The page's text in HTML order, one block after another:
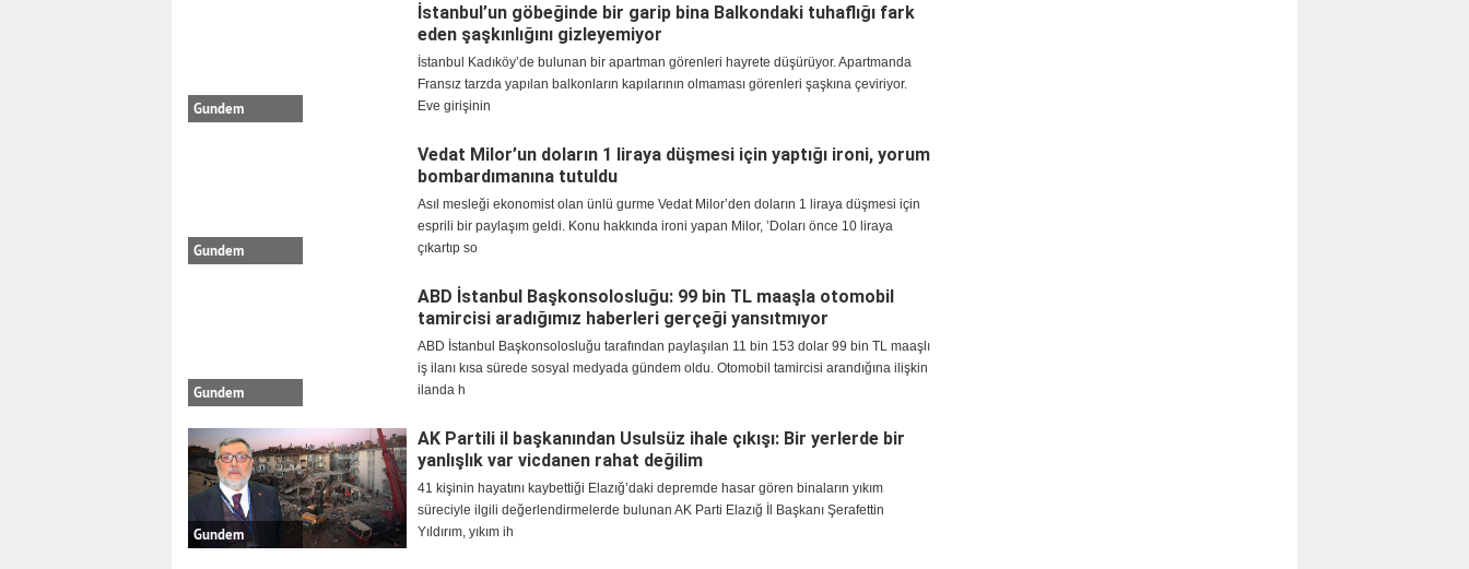
Gundem
İstanbul’un göbeğinde bir garip bina Balkondaki tuhaflığı fark
eden şaşkınlığını gizleyemiyor
İstanbul Kadıköy’de bulunan bir apartman görenleri hayrete düşürüyor. Apartmanda
Fransız tarzda yapılan balkonların kapılarının olmaması görenleri şaşkına çeviriyor.
Eve girişinin
Gundem
Vedat Milor’un doların 1 liraya düşmesi için yaptığı ironi, yorum
bombardımanına tutuldu
Asıl mesleği ekonomist olan ünlü gurme Vedat Milor’den doların 1 liraya düşmesi için
esprili bir paylaşım geldi. Konu hakkında ironi yapan Milor, ’Doları önce 10 liraya
çıkartıp so
Gundem
ABD İstanbul Başkonsolosluğu: 99 bin TL maaşla otomobil
tamircisi aradığımız haberleri gerçeği yansıtmıyor
ABD İstanbul Başkonsolosluğu tarafından paylaşılan 11 bin 153 dolar 99 bin TL maaşlı
iş ilanı kısa sürede sosyal medyada gündem oldu. Otomobil tamircisi arandığına ilişkin
ilanda h
Gundem
AK Partili il başkanından Usulsüz ihale çıkışı: Bir yerlerde bir
yanlışlık var vicdanen rahat değilim
41 kişinin hayatını kaybettiği Elazığ’daki depremde hasar gören binaların yıkım
süreciyle ilgili değerlendirmelerde bulunan AK Parti Elazığ İl Başkanı Şerafettin
Yıldırım, yıkım ih